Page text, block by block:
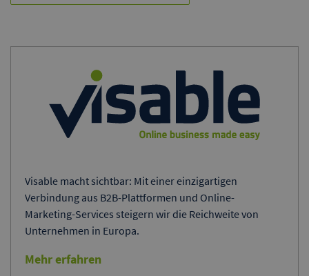
Visable macht sichtbar: Mit einer einzigartigen
Verbindung aus B2B-Plattformen und Online-
Marketing-Services steigern wir die Reichweite von
Unternehmen in Europa.
Mehr erfahren